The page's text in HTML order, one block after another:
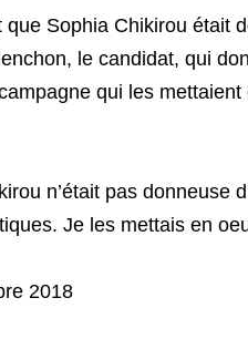
Sophia Chikirou était
le candidat, qui
qui les
n’était pas donneuse
Je les mettais en
2018